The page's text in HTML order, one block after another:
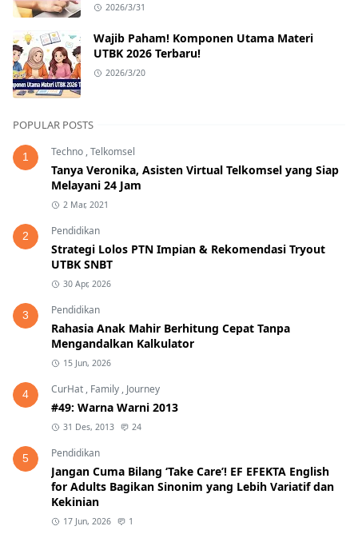
2026/3/31
Wajib Paham! Komponen Utama Materi
UTBK 2026 Terbaru!
2026/3/20
POPULAR POSTS
1 Techno ,Telkomsel
Tanya Veronika, Asisten Virtual Telkomsel yang Siap
Melayani 24 Jam
2 Mar, 2021
2 Pendidikan
Strategi Lolos PTN Impian & Rekomendasi Tryout
UTBK SNBT
30 Apr, 2026
3 Pendidikan
Rahasia Anak Mahir Berhitung Cepat Tanpa
Mengandalkan Kalkulator
15 Jun, 2026
4 CurHat , Family , Journey
#49: Warna Warni 2013
31 Des, 2013 24
5 Pendidikan
Jangan Cuma Bilang ‘Take Care’! EF EFEKTA English
for Adults Bagikan Sinonim yang Lebih Variatif dan
Kekinian
17 Jun, 2026 1